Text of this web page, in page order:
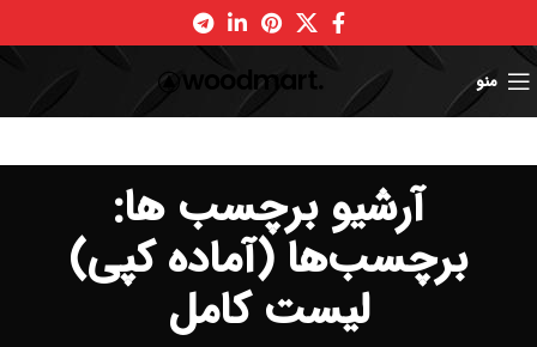
منو
آرشیو برچسب ها:
برچسب‌ها (آماده کپی)
لیست کامل